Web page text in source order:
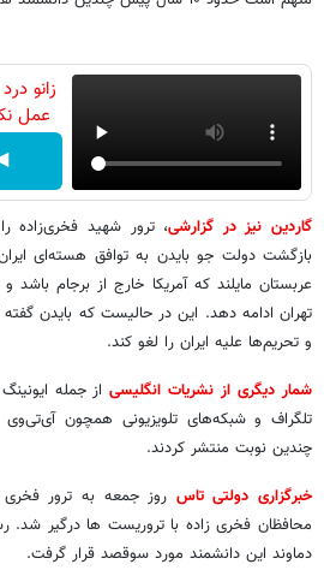
زانو
عمل
گاردین نیز در گزارشی، ترور شهید فخری‌زاده
بازگشت دولت جو بایدن به توافق هسته‌ای
عربستان مایلند که آمریکا خارج از برجام
تهران ادامه دهد. این در حالیست که بایدن
و تحریم‌ها علیه ایران را لغو کند.
شمار دیگری از نشریات انگلیسیاز جمله
تلگراف و شبکه‌های تلویزیونی همچون
چندین نوبت منتشر کردند.
خبرگزاری دولتی تاس روز جمعه به ترور
محافظان فخری زاده با تروریست ها درگیر شد.
دماوند این دانشمند مورد سوقصد قرار گرفت.